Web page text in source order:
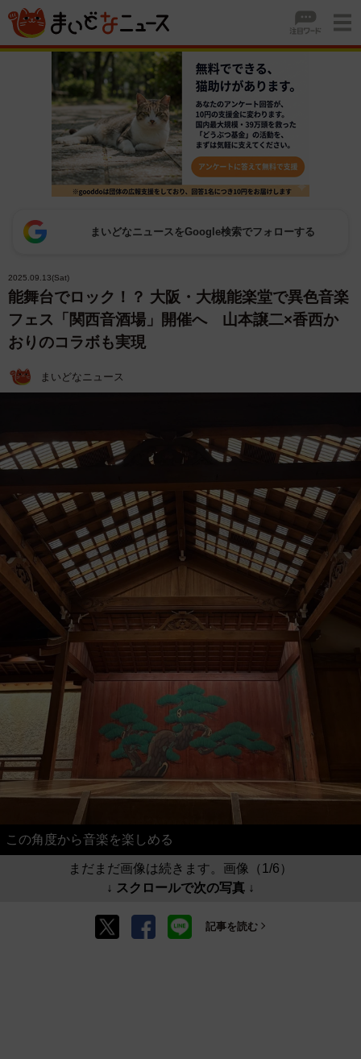
まいどなニュースをGoogle検索でフォローする
2025.09.13(Sat)
能舞台でロック！？ 大阪・大槻能楽堂で異色音楽
フェス「関西音酒場」開催へ 山本譲二×香西か
おりのコラボも実現
まいどなニュース
この角度から音楽を楽しめる
まだまだ画像は続きます。画像（1/6）
↓ スクロールで次の写真 ↓
記事を読む